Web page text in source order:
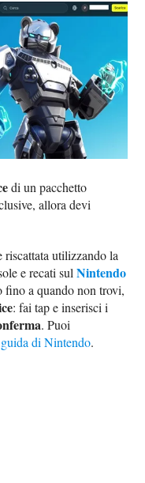
di un pacchetto
allora devi
riscattata utilizzando la
e recati sulNintendo
fino a quando non trovi,
: fai tap e inserisci i
. Puoi
di Nintendo.